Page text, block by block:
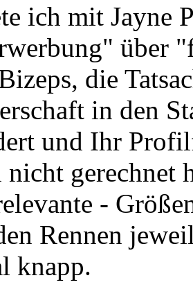
ich mit Jayne
über
die
in den
und Ihr
gerechnet
-
Rennen
knapp.